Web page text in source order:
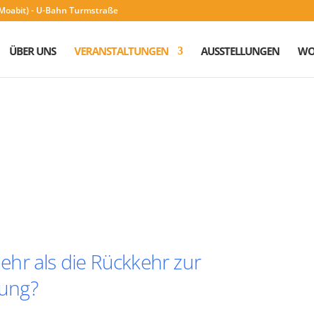
- U-Bahn Turmstraße
ÜBER UNS VERANSTALTUNGEN AUSSTELLUNGEN
als die Rückkehr zur